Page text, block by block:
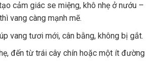
cảm giác se miệng, khô nhẹ ở nướu –
vang càng mạnh mẽ.
vang tươi mới, cân bằng, không bị gắt.
đến từ trái cây chín hoặc một ít đường